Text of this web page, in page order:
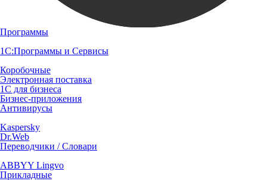
Программы
1С:Программы и Сервисы
Коробочные
Электронная поставка
1С для бизнеса
Бизнес-приложения
Антивирусы
Kaspersky
Dr.Web
Переводчики / Словари
ABBYY Lingvo
Прикладные